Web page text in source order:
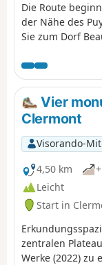
Die Route
der Nähe des
Sie zum Dorf
30hinauf zum
zum Puy de la
herrlichen
zur Cassière und
gelangen.
den Gipfeln des
und Lassolas ist
zwischen
2028 gesperrt.
Parkplatz von
August 2025
Bauarbeiten
Vier
Clermont
Visorando-
4,50 km
Leicht
Start in
zentralen
Werke (2022) zu